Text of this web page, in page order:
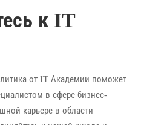
к IT
от IT Академии поможет
в сфере бизнес-
карьере в области